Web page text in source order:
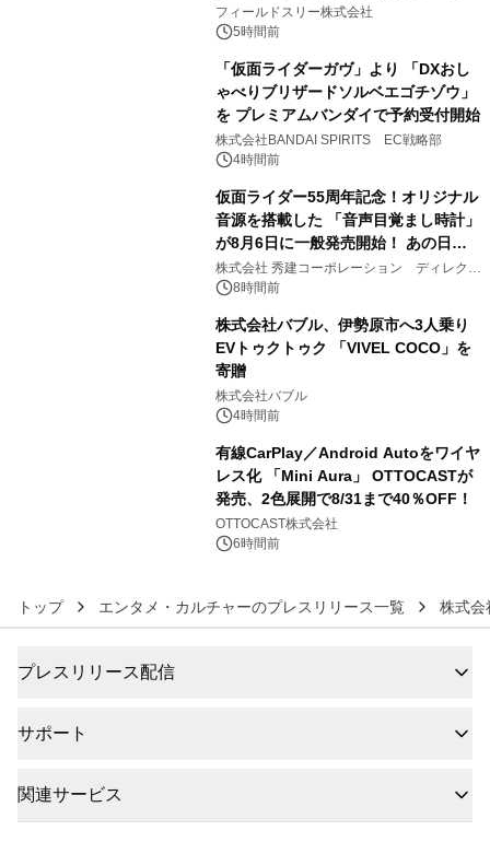
約1300万画素、用途別に選べるコンデ
ジ新登場
フィールドスリー株式会社
5時間前
「仮面ライダーガヴ」より 「DXおし
ゃべりブリザードソルベエゴチゾウ」
を プレミアムバンダイで予約受付開始
株式会社BANDAI SPIRITS EC戦略部
4時間前
仮面ライダー55周年記念！オリジナル
音源を搭載した 「音声目覚まし時計」
が8月6日に一般発売開始！ あの日の
大興奮が今甦る
株式会社 秀建コーポレーション ディレクト
アートギャラリー
8時間前
株式会社バブル、伊勢原市へ3人乗り
EVトゥクトゥク 「VIVEL COCO」を
寄贈
株式会社バブル
4時間前
有線CarPlay／Android Autoをワイヤ
レス化 「Mini Aura」 OTTOCASTが
発売、2色展開で8/31まで40％OFF！
OTTOCAST株式会社
6時間前
トップ エンタメ・カルチャーのプレスリリース一覧 株式会
プレスリリース配信
サポート
関連サービス